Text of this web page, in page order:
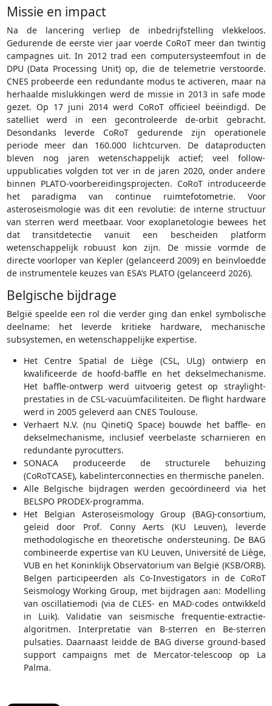
Missie en impact
Na de lancering verliep de inbedrijfstelling vlekkeloos.
Gedurende de eerste vier jaar voerde CoRoT meer dan twintig
campagnes uit. In 2012 trad een computersysteemfout in de
DPU (Data Processing Unit) op, die de telemetrie verstoorde.
CNES probeerde een redundante modus te activeren, maar na
herhaalde mislukkingen werd de missie in 2013 in safe mode
gezet. Op 17 juni 2014 werd CoRoT officieel beëindigd. De
satelliet werd in een gecontroleerde de-orbit gebracht.
Desondanks leverde CoRoT gedurende zijn operationele
periode meer dan 160.000 lichtcurven. De dataproducten
bleven nog jaren wetenschappelijk actief; veel follow-
uppublicaties volgden tot ver in de jaren 2020, onder andere
binnen PLATO-voorbereidingsprojecten. CoRoT introduceerde
het paradigma van continue ruimtefotometrie. Voor
asteroseismologie was dit een revolutie: de interne structuur
van sterren werd meetbaar. Voor exoplanetologie bewees het
dat transitdetectie vanuit een bescheiden platform
wetenschappelijk robuust kon zijn. De missie vormde de
directe voorloper van Kepler (gelanceerd 2009) en beïnvloedde
de instrumentele keuzes van ESA’s PLATO (gelanceerd 2026).
Belgische bijdrage
België speelde een rol die verder ging dan enkel symbolische
deelname: het leverde kritieke hardware, mechanische
subsystemen, en wetenschappelijke expertise.
Het Centre Spatial de Liège (CSL, ULg) ontwierp en
kwalificeerde de hoofd-baffle en het dekselmechanisme.
Het baffle-ontwerp werd uitvoerig getest op straylight-
prestaties in de CSL-vacuümfaciliteiten. De flight hardware
werd in 2005 geleverd aan CNES Toulouse.
Verhaert N.V. (nu QinetiQ Space) bouwde het baffle- en
dekselmechanisme, inclusief veerbelaste scharnieren en
redundante pyrocutters.
SONACA produceerde de structurele behuizing
(CoRoTCASE), kabelinterconnecties en thermische panelen.
Alle Belgische bijdragen werden gecoördineerd via het
BELSPO PRODEX-programma.
Het Belgian Asteroseismology Group (BAG)-consortium,
geleid door Prof. Conny Aerts (KU Leuven), leverde
methodologische en theoretische ondersteuning. De BAG
combineerde expertise van KU Leuven, Université de Liège,
VUB en het Koninklijk Observatorium van België (KSB/ORB).
Belgen participeerden als Co-Investigators in de CoRoT
Seismology Working Group, met bijdragen aan: Modelling
van oscillatiemodi (via de CLES- en MAD-codes ontwikkeld
in Luik). Validatie van seismische frequentie-extractie-
algoritmen. Interpretatie van B-sterren en Be-sterren
pulsaties. Daarnaast leidde de BAG diverse ground-based
support campaigns met de Mercator-telescoop op La
Palma.